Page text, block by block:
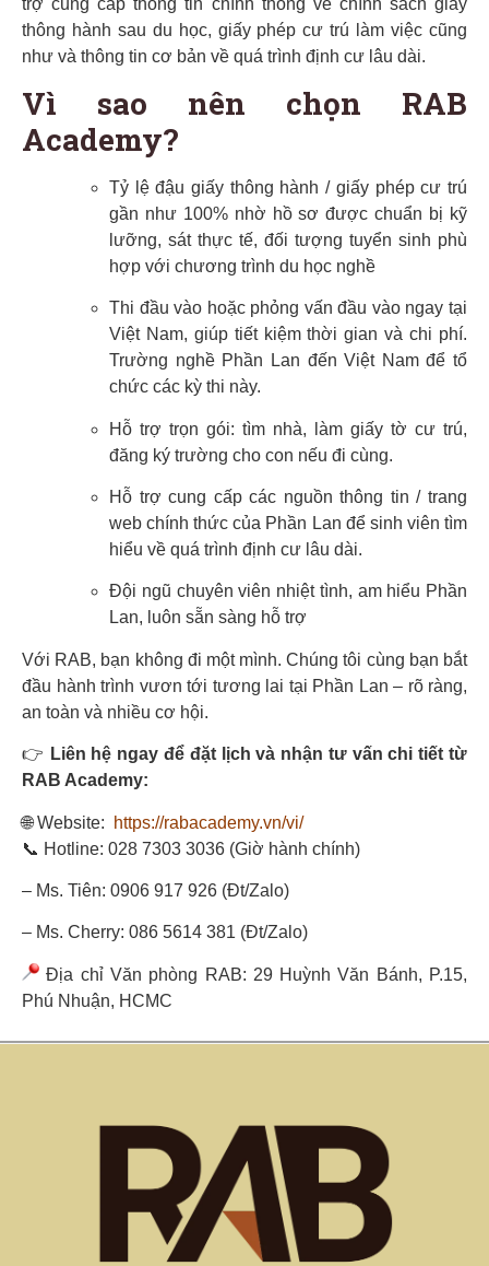
thông hành sau du học, giấy phép cư trú làm việc cũng
như và thông tin cơ bản về quá trình định cư lâu dài.
Vì sao nên chọn RAB
Academy?
Tỷ lệ đậu giấy thông hành / giấy phép cư trú
gần như 100% nhờ hồ sơ được chuẩn bị kỹ
lưỡng, sát thực tế, đối tượng tuyển sinh phù
hợp với chương trình du học nghề
Thi đầu vào hoặc phỏng vấn đầu vào ngay tại
Việt Nam, giúp tiết kiệm thời gian và chi phí.
Trường nghề Phần Lan đến Việt Nam để tổ
chức các kỳ thi này.
Hỗ trợ trọn gói: tìm nhà, làm giấy tờ cư trú,
đăng ký trường cho con nếu đi cùng.
Hỗ trợ cung cấp các nguồn thông tin / trang
web chính thức của Phần Lan để sinh viên tìm
hiểu về quá trình định cư lâu dài.
Đội ngũ chuyên viên nhiệt tình, am hiểu Phần
Lan, luôn sẵn sàng hỗ trợ
Với RAB, bạn không đi một mình. Chúng tôi cùng bạn bắt
đầu hành trình vươn tới tương lai tại Phần Lan – rõ ràng,
an toàn và nhiều cơ hội.
👉 Liên hệ ngay để đặt lịch và nhận tư vấn chi tiết từ
RAB Academy:
🌐 Website:
https://rabacademy.vn/vi/
📞 Hotline: 028 7303 3036 (Giờ hành chính)
– Ms. Tiên: 0906 917 926 (Đt/Zalo)
– Ms. Cherry: 086 5614 381 (Đt/Zalo)
Địa chỉ Văn phòng RAB: 29 Huỳnh Văn Bánh, P.15,
Phú Nhuận, HCMC